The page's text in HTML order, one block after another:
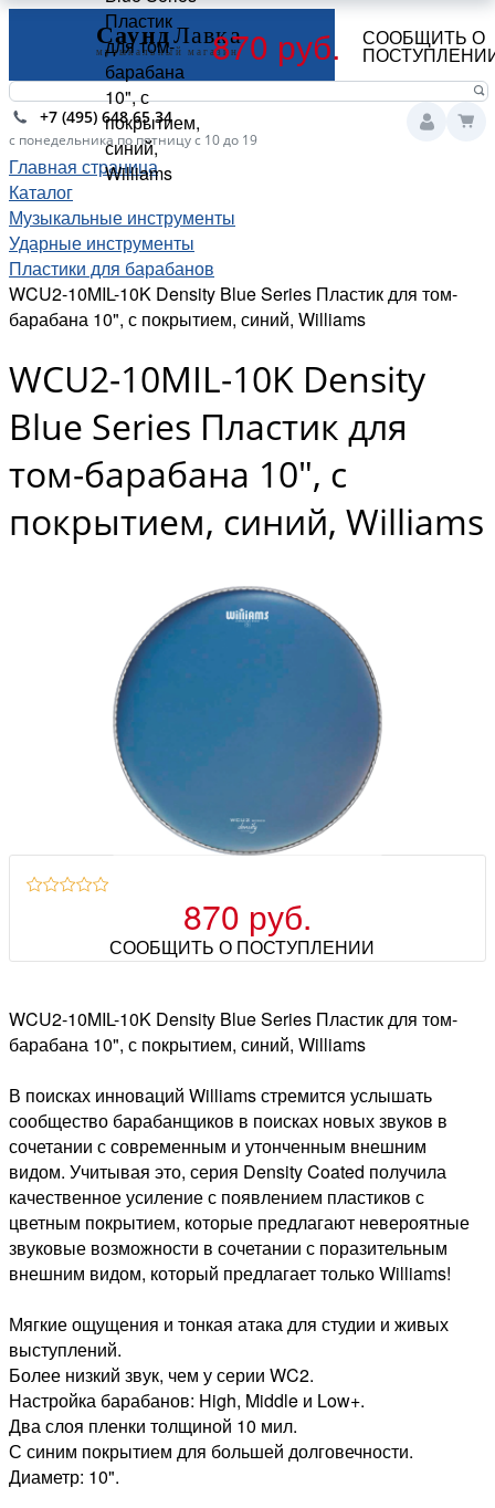
+7 (495) 648 65 34
с понедельника по пятницу с 10 до 19
Главная страница
Каталог
Музыкальные инструменты
Ударные инструменты
Пластики для барабанов
WCU2-10MIL-10K Density Blue Series Пластик для том-
барабана 10", с покрытием, синий, Williams
WCU2-10MIL-10K Density
Blue Series Пластик для
том-барабана 10", с
покрытием, синий, Williams
870 руб.
СООБЩИТЬ О ПОСТУПЛЕНИИ
WCU2-10MIL-10K Density Blue Series Пластик для том-
барабана 10", с покрытием, синий, Williams
В поисках инноваций Williams стремится услышать
сообщество барабанщиков в поисках новых звуков в
сочетании с современным и утонченным внешним
видом. Учитывая это, серия Density Coated получила
качественное усиление с появлением пластиков с
цветным покрытием, которые предлагают невероятные
звуковые возможности в сочетании с поразительным
внешним видом, который предлагает только Williams!
Мягкие ощущения и тонкая атака для студии и живых
выступлений.
Более низкий звук, чем у серии WC2.
Настройка барабанов: High, Middle и Low+.
Два слоя пленки толщиной 10 мил.
С синим покрытием для большей долговечности.
Диаметр: 10".
Пластик
для том-
барабана
10", с
покрытием,
синий,
Williams
870 руб. СООБЩИТЬ О